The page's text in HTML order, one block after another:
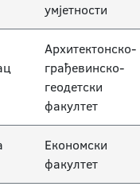
студенти 1977-2014.
2024/2025.
умјетности
Архитектонско-
грађевинско-
геодетски
факултет
Економски
факултет